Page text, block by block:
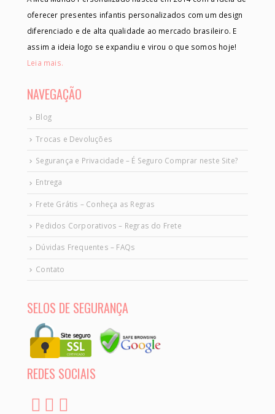
oferecer presentes infantis personalizados com um design
diferenciado e de alta qualidade ao mercado brasileiro. E
assim a ideia logo se expandiu e virou o que somos hoje!
Leia mais.
NAVEGAÇÃO
Blog
Trocas e Devoluções
Segurança e Privacidade – É Seguro Comprar neste Site?
Entrega
Frete Grátis – Conheça as Regras
Pedidos Corporativos – Regras do Frete
Dúvidas Frequentes – FAQs
Contato
SELOS DE SEGURANÇA
REDES SOCIAIS